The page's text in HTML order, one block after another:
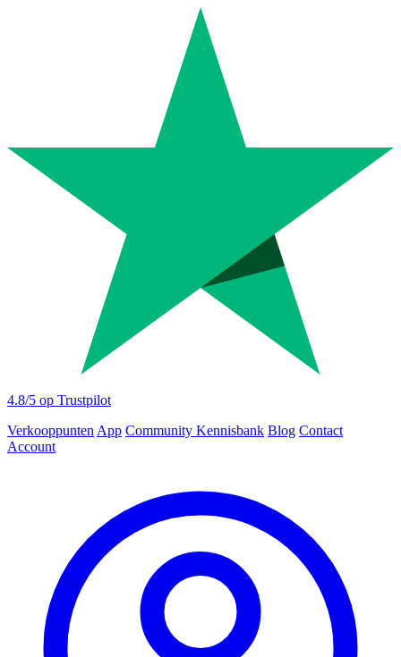
4.8/5 op Trustpilot
Verkooppunten App Community Kennisbank Blog Contact
Account